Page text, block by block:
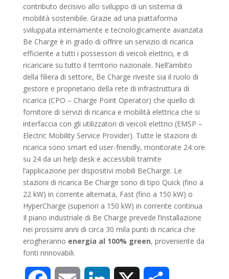
contributo decisivo allo sviluppo di un sistema di
mobilità sostenibile. Grazie ad una piattaforma
sviluppata internamente e tecnologicamente avanzata
Be Charge è in grado di offrire un servizio di ricarica
efficiente a tutti i possessori di veicoli elettrici, e di
ricaricare su tutto il territorio nazionale. Nell’ambito
della filiera di settore, Be Charge riveste sia il ruolo di
gestore e proprietario della rete di infrastruttura di
ricarica (CPO – Charge Point Operator) che quello di
fornitore di servizi di ricarica e mobilità elettrica che si
interfaccia con gli utilizzatori di veicoli elettrici (EMSP –
Electric Mobility Service Provider). Tutte le stazioni di
ricarica sono smart ed user-friendly, monitorate 24 ore
su 24 da un help desk e accessibili tramite
l’applicazione per dispositivi mobili BeCharge. Le
stazioni di ricarica Be Charge sono di tipo Quick (fino a
22 kW) in corrente alternata, Fast (fino a 150 kW) o
HyperCharge (superiori a 150 kW) in corrente continua
Il piano industriale di Be Charge prevede l’installazione
nei prossimi anni di circa 30 mila punti di ricarica che
erogheranno energia al 100% green, proveniente da
fonti rinnovabili.